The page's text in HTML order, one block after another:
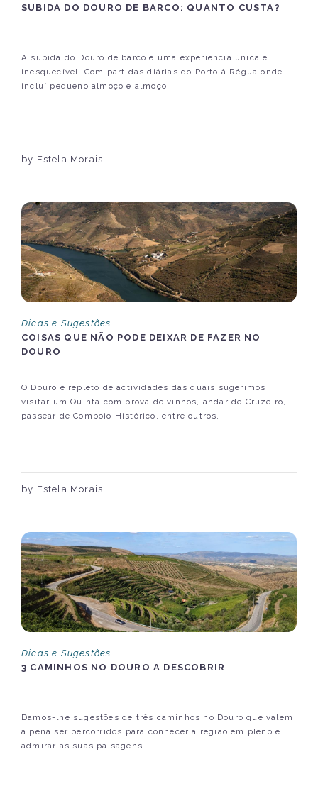
SUBIDA DO DOURO DE BARCO: QUANTO CUSTA?
A subida do Douro de barco é uma experiência única e
inesquecível. Com partidas diárias do Porto à Régua onde
incluí pequeno almoço e almoço.
by Estela Morais
Dicas e Sugestões
COISAS QUE NÃO PODE DEIXAR DE FAZER NO
DOURO
O Douro é repleto de actividades das quais sugerimos
visitar um Quinta com prova de vinhos, andar de Cruzeiro,
passear de Comboio Histórico, entre outros.
by Estela Morais
Dicas e Sugestões
3 CAMINHOS NO DOURO A DESCOBRIR
Damos-lhe sugestões de três caminhos no Douro que valem
a pena ser percorridos para conhecer a região em pleno e
admirar as suas paisagens.